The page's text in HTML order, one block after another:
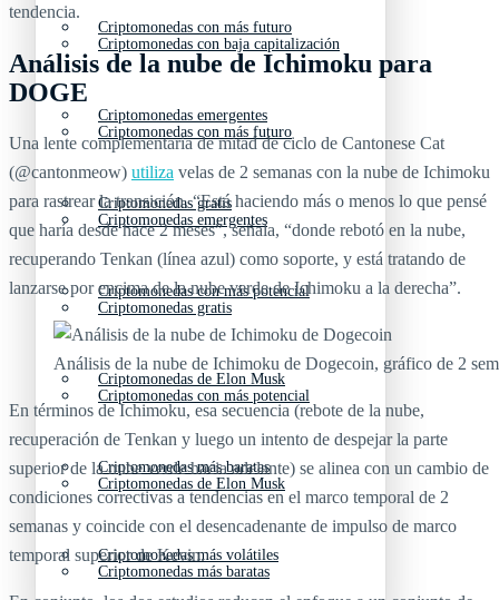
Criptomonedas con más futuro
Criptomonedas emergentes
Criptomonedas gratis
Criptomonedas con más potencial
Criptomonedas de Elon Musk
Criptomonedas más baratas
Criptomonedas más volátiles
Criptomonedas con baja capitalización
Criptomonedas con más futuro
Criptomonedas emergentes
Criptomonedas gratis
Criptomonedas con más potencial
Criptomonedas de Elon Musk
Criptomonedas más baratas
tendencia.
Análisis de la nube de Ichimoku para
DOGE
Una lente complementaria de mitad de ciclo de Cantonese Cat
(@cantonmeow) utiliza velas de 2 semanas con la nube de Ichimoku
para rastrear la transición. “Está haciendo más o menos lo que pensé
que haría desde hace 2 meses”, señala, “donde rebotó en la nube,
recuperando Tenkan (línea azul) como soporte, y está tratando de
lanzarse por encima de la nube verde de Ichimoku a la derecha”.
Análisis de la nube de Ichimoku de Dogecoin, gráfico de 2
En términos de Ichimoku, esa secuencia (rebote de la nube,
recuperación de Tenkan y luego un intento de despejar la parte
superior de la nube verde hacia adelante) se alinea con un cambio de
condiciones correctivas a tendencias en el marco temporal de 2
semanas y coincide con el desencadenante de impulso de marco
temporal superior de Kevin.